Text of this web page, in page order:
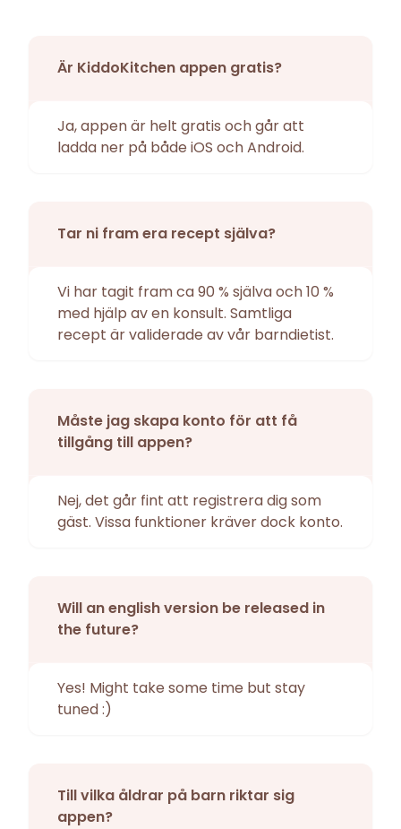
Är KiddoKitchen appen gratis?
Ja, appen är helt gratis och går att
ladda ner på både iOS och Android.
Tar ni fram era recept själva?
Vi har tagit fram ca 90 % själva och 10 %
med hjälp av en konsult. Samtliga
recept är validerade av vår barndietist.
Måste jag skapa konto för att få
tillgång till appen?
Nej, det går fint att registrera dig som
gäst. Vissa funktioner kräver dock konto.
Will an english version be released in
the future?
Yes! Might take some time but stay
tuned :)
Till vilka åldrar på barn riktar sig
appen?